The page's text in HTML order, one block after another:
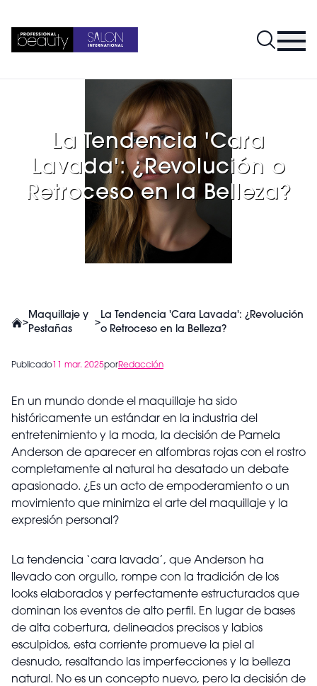
La Tendencia 'Cara
Lavada': ¿Revolución o
Retroceso en la Belleza?
>
Maquillaje y
Pestañas
>
La Tendencia 'Cara Lavada': ¿Revolución
o Retroceso en la Belleza?
Publicado 11 mar. 2025porRedacción
En un mundo donde el maquillaje ha sido
históricamente un estándar en la industria del
entretenimiento y la moda, la decisión de Pamela
Anderson de aparecer en alfombras rojas con el rostro
completamente al natural ha desatado un debate
apasionado. ¿Es un acto de empoderamiento o un
movimiento que minimiza el arte del maquillaje y la
expresión personal?
La tendencia ‘cara lavada’, que Anderson ha
llevado con orgullo, rompe con la tradición de los
looks elaborados y perfectamente estructurados que
dominan los eventos de alto perfil. En lugar de bases
de alta cobertura, delineados precisos y labios
esculpidos, esta corriente promueve la piel al
desnudo, resaltando las imperfecciones y la belleza
natural. No es un concepto nuevo, pero la decisión de